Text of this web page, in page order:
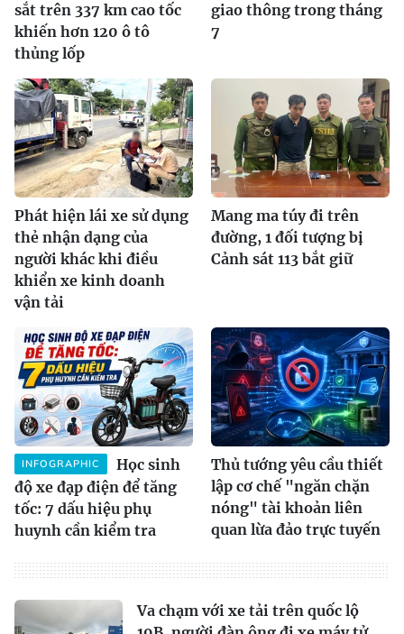
sắt trên 337 km cao tốc
khiến hơn 120 ô tô
thủng lốp
giao thông trong tháng
7
Phát hiện lái xe sử dụng
thẻ nhận dạng của
người khác khi điều
khiển xe kinh doanh
vận tải
Mang ma túy đi trên
đường, 1 đối tượng bị
Cảnh sát 113 bắt giữ
INFOGRAPHIC
Học sinh
độ xe đạp điện để tăng
tốc: 7 dấu hiệu phụ
huynh cần kiểm tra
Thủ tướng yêu cầu thiết
lập cơ chế "ngăn chặn
nóng" tài khoản liên
quan lừa đảo trực tuyến
Va chạm với xe tải trên quốc lộ